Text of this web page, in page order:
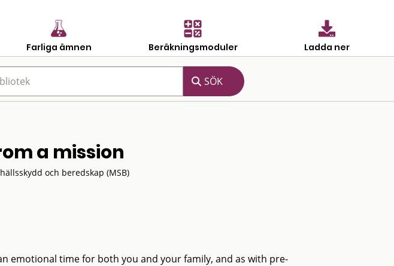
Farliga ämnen Beräkningsmoduler Ladda ner
a mission
och beredskap (MSB)
emotional time for both you and your family, and as with pre-